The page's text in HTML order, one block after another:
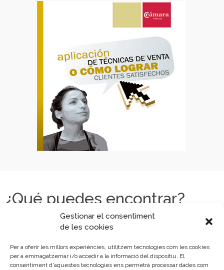
Gestionar el consentiment
de les cookies
Per a oferir les millors experiències, utilitzem tecnologies com les cookies
per a emmagatzemar i/o accedir a la informació del dispositiu. El
consentiment d'aquestes tecnologies ens permetrà processar dades com
¿Qué puedes encontrar?